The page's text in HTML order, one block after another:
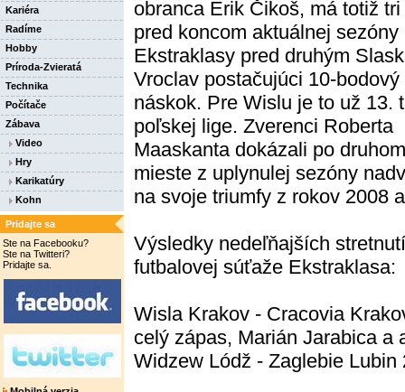
Kariéra
Radíme
Hobby
Príroda-Zvieratá
Technika
Počítače
Zábava
Video
Hry
Karikatúry
Kohn
Pridajte sa
Ste na Facebooku?
Ste na Twitteri?
Pridajte sa.
obranca Erik Čikoš, má totiž
pred koncom aktuálnej sezóny
Ekstraklasy pred druhým
Vroclav postačujúci 10-bodový
náskok. Pre Wislu je to už 13.
poľskej lige. Zverenci Roberta
Maaskanta dokázali po druhom
mieste z uplynulej sezóny
na svoje triumfy z rokov 2008
Výsledky nedeľňajších
futbalovej súťaže Ekstraklasa:
Wisla Krakov - Cracovia
celý zápas, Marián Jarabica a
Widzew Lódž - Zaglebie